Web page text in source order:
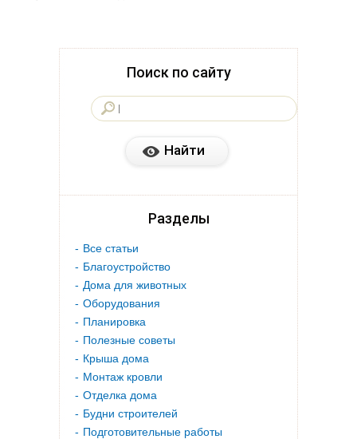
Поиск по сайту
Разделы
Все статьи
Благоустройство
Дома для животных
Оборудования
Планировка
Полезные советы
Крыша дома
Монтаж кровли
Отделка дома
Будни строителей
Подготовительные работы